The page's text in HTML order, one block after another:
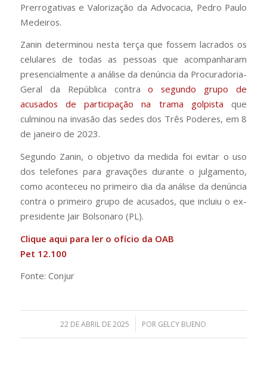
Prerrogativas e Valorização da Advocacia, Pedro Paulo
Medeiros.
Zanin determinou nesta terça que fossem lacrados os
celulares de todas as pessoas que acompanharam
presencialmente a análise da denúncia da Procuradoria-
Geral da República contrao segundo grupo de
acusados de participação na trama golpista que
culminou na invasão das sedes dos Três Poderes, em 8
de janeiro de 2023.
Segundo Zanin, o objetivo da medida foi evitar o uso
dos telefones para gravações durante o julgamento,
como aconteceu no primeiro dia da análise da denúncia
contra o primeiro grupo de acusados, que incluiu o ex-
presidente Jair Bolsonaro (PL).
Clique aqui para ler o ofício da OAB
Pet 12.100
Fonte: Conjur
22 DE ABRIL DE 2025
/ POR GELCY BUENO